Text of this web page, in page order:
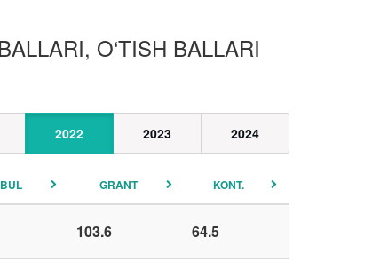
O‘TISH BALLARI
2022 2023 2024
GRANT KONT.
103.6 64.5